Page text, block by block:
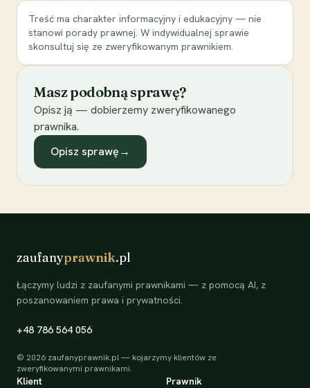
Treść ma charakter informacyjny i edukacyjny — nie
stanowi porady prawnej. W indywidualnej sprawie
skonsultuj się ze zweryfikowanym prawnikiem.
Masz podobną sprawę?
Opisz ją — dobierzemy zweryfikowanego
prawnika.
Opisz sprawę→
zaufanyprawnik.pl
Łączymy ludzi z zaufanymi prawnikami — z pomocą AI, z
poszanowaniem prawa i prywatności.
+48 786 564 056
© 2026 zaufanyprawnik.pl — kojarzymy klientów ze
zweryfikowanymi prawnikami.
Klient
Prawnik